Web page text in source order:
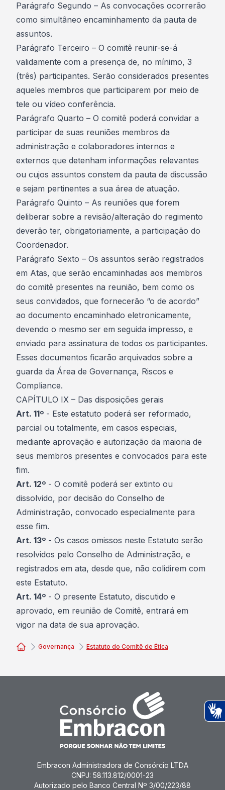
Parágrafo Segundo – As convocações ocorrerão
como simultâneo encaminhamento da pauta de
assuntos.
Parágrafo Terceiro – O comitê reunir-se-á
validamente com a presença de, no mínimo, 3
(três) participantes. Serão considerados presentes
aqueles membros que participarem por meio de
tele ou vídeo conferência.
Parágrafo Quarto – O comitê poderá convidar a
participar de suas reuniões membros da
administração e colaboradores internos e
externos que detenham informações relevantes
ou cujos assuntos constem da pauta de discussão
e sejam pertinentes a sua área de atuação.
Parágrafo Quinto – As reuniões que forem
deliberar sobre a revisão/alteração do regimento
deverão ter, obrigatoriamente, a participação do
Coordenador.
Parágrafo Sexto – Os assuntos serão registrados
em Atas, que serão encaminhadas aos membros
do comitê presentes na reunião, bem como os
seus convidados, que fornecerão “o de acordo”
ao documento encaminhado eletronicamente,
devendo o mesmo ser em seguida impresso, e
enviado para assinatura de todos os participantes.
Esses documentos ficarão arquivados sobre a
guarda da Área de Governança, Riscos e
Compliance.
CAPÍTULO IX – Das disposições gerais
Art. 11º - Este estatuto poderá ser reformado,
parcial ou totalmente, em casos especiais,
mediante aprovação e autorização da maioria de
seus membros presentes e convocados para este
fim.
Art. 12º - O comitê poderá ser extinto ou
dissolvido, por decisão do Conselho de
Administração, convocado especialmente para
esse fim.
Art. 13º - Os casos omissos neste Estatuto serão
resolvidos pelo Conselho de Administração, e
registrados em ata, desde que, não colidirem com
este Estatuto.
Art. 14º - O presente Estatuto, discutido e
aprovado, em reunião de Comitê, entrará em
vigor na data de sua aprovação.
Governança Estatuto do Comitê de Ética
Embracon Administradora de Consórcio LTDA
CNPJ: 58.113.812/0001-23
Autorizado pelo Banco Central Nº 3/00/223/88